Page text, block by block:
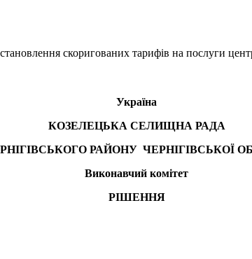
скоригованих тарифів на послуги
Україна
КОЗЕЛЕЦЬКА СЕЛИЩНА РАДА
РАЙОНУ ЧЕРНІГІВСЬКОЇ
Виконавчий комітет
РІШЕННЯ